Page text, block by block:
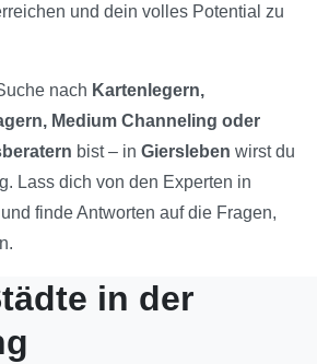
und dein volles Potential zu
nach Kartenlegern,
Medium Channeling oder
bist – in Giersleben wirst du
Lass dich von den Experten in
finde Antworten auf die Fragen,
in der